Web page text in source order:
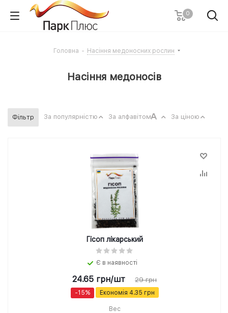
0
Головна - Насіння медоносних рослин
Насіння медоносів
Фільтр За популярністю За алфавітом За ціною
Гісоп лікарський
Є в наявності
24.65 грн/шт 29грн
-15% Економія 4.35 грн
Вес